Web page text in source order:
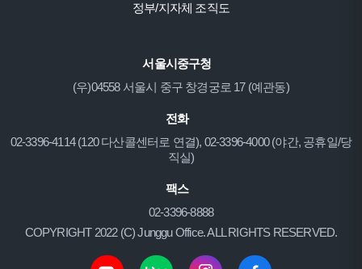
정부/지자체 조직도
서울시중구청
(우)04558 서울시 중구 창경궁로 17 (예관동)
전화
02-3396-4114 (120 다산콜센터로 연결), 02-3396-4000 (야간, 공휴일/당
직실)
팩스
02-3396-8888
COPYRIGHT 2022 (C) Junggu Office. ALL RIGHTS RESERVED.